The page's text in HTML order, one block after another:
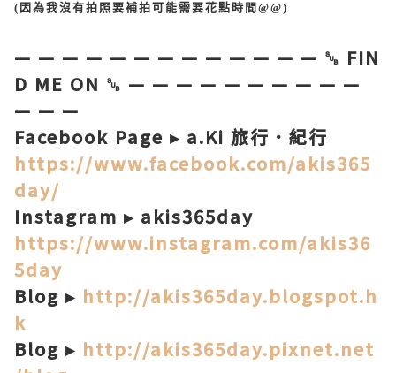
(因為我沒有拍照要補拍可能需要花點時間@@)
— — — — — — — — — — — — — ␚ FIN
D ME ON ␚ — — — — — — — — — —
— — —
Facebook Page ▸ a.Ki 旅行．紀行
https://www.facebook.com/akis365
day/
Instagram ▸ akis365day
https://www.instagram.com/akis36
5day
Blog ▸ http://akis365day.blogspot.h
k
Blog ▸ http://akis365day.pixnet.net